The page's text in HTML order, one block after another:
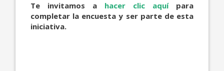
Te invitamos a hacer clic aquípara
completar la encuesta y ser parte de esta
iniciativa.